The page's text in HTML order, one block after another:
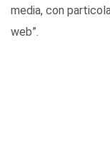
media, con
web”.